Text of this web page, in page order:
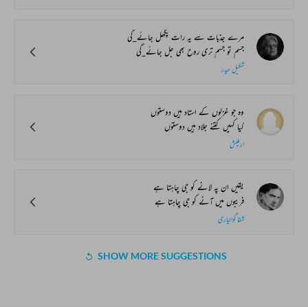
مرے جذبات سے یہ رات پگھل جائے_گی
جسم تو جسم تری روح بھی جل جائے_گی
شکیل حیدر
وہ جو غزلوں کے استاد ہیں دوستوں
کیا کہیں کتنے جلاد ہیں دوستوں
ارملیش
یقیں ان پہ لانے کو جی چاہتا ہے
فریبوں میں آنے کو جی چاہتا ہے
شفا گوالیاری
SHOW MORE SUGGESTIONS